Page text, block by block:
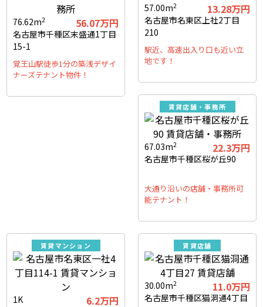
76.62m2 56.07万円
名古屋市千種区末盛通1丁目
15-1
覚王山駅徒歩1分の築浅デザイ
ナーズテナント物件！
57.00m2 13.28万円
名古屋市名東区上社2丁目
210
駅近、高速出入り口も近い立
地です！
賃貸店舗・事務所
67.03m2 22.3万円
名古屋市千種区桜が丘90
大通り沿いの店舗・事務所可
能テナント！
賃貸マンション
1K 6.2万円
賃貸店舗
30.00m2 11.0万円
名古屋市千種区猫洞通4丁目